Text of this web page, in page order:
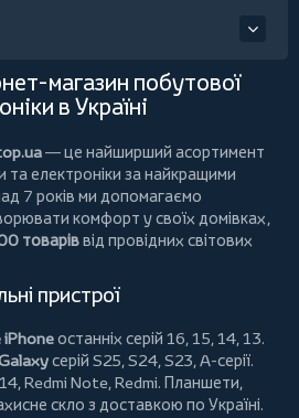
магазин побутової
в Україні
— це найширший асортимент
та електроніки за найкращими
7 років ми допомагаємо
комфорт у своїх домівках,
товаріввід провідних світових
пристрої
останніх серій 16, 15, 14, 13.
серій S25, S24, S23, A-серії.
Redmi Note, Redmi. Планшети,
скло з доставкою по Україні.